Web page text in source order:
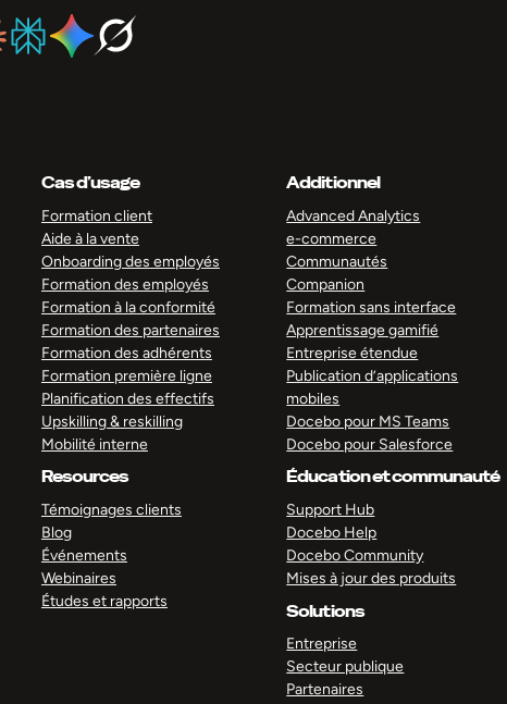
Cas d’usage
Formation client
Aide à la vente
Onboarding des employés
Formation des employés
Formation à la conformité
Formation des partenaires
Formation des adhérents
Formation première ligne
Planification des effectifs
Upskilling & reskilling
Mobilité interne
Resources
Témoignages clients
Blog
Événements
Webinaires
Études et rapports
Additionnel
Advanced Analytics
e-commerce
Communautés
Companion
Formation sans interface
Apprentissage gamifié
Entreprise étendue
Publication d’applications
mobiles
Docebo pour MS Teams
Docebo pour Salesforce
Éducation et communauté
Support Hub
Docebo Help
Docebo Community
Mises à jour des produits
Solutions
Entreprise
Secteur publique
Partenaires